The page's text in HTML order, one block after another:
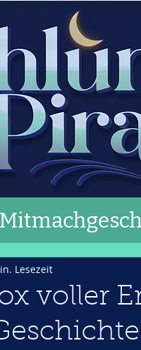
voller
Lesezeit